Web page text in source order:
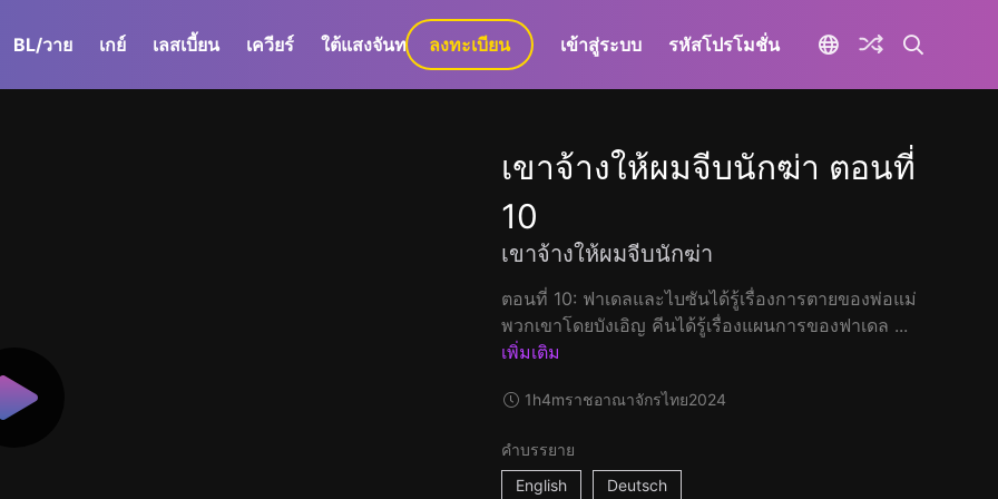
BL/วาย เกย์ เลสเบี้ยน เควียร์ ใต้แสงจันทร์ GaLa+
ลงทะเบียน เข้าสู่ระบบ รหัสโปรโมชั่น
เขาจ้างให้ผมจีบนักฆ่า ตอนที่
10
เขาจ้างให้ผมจีบนักฆ่า
ตอนที่ 10: ฟาเดลและไบซันได้รู้เรื่องการตายของพ่อแม่
พวกเขาโดยบังเอิญ คีนได้รู้เรื่องแผนการของฟาเดล ...
เพิ่มเติม
1h4mราชอาณาจักรไทย2024
คำบรรยาย
English
Deutsch